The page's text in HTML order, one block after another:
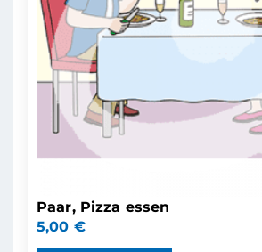
Paar, Pizza essen
5,00 €